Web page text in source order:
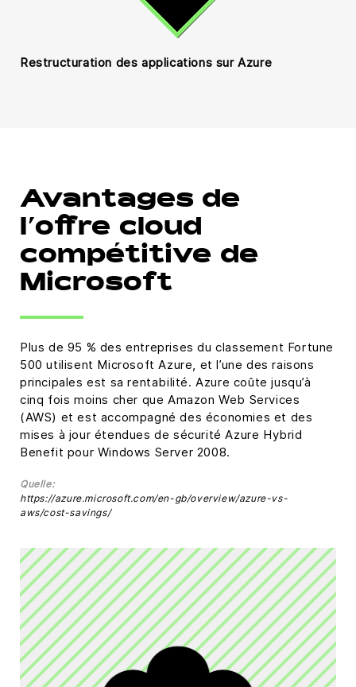
Restructuration des applications sur Azure
Avantages de
l’offre cloud
compétitive de
Microsoft
Plus de 95 % des entreprises du classement Fortune
500 utilisent Microsoft Azure, et l’une des raisons
principales est sa rentabilité. Azure coûte jusqu’à
cinq fois moins cher que Amazon Web Services
(AWS) et est accompagné des économies et des
mises à jour étendues de sécurité Azure Hybrid
Benefit pour Windows Server 2008.
Quelle:
https://azure.microsoft.com/en-gb/overview/azure-vs-
aws/cost-savings/